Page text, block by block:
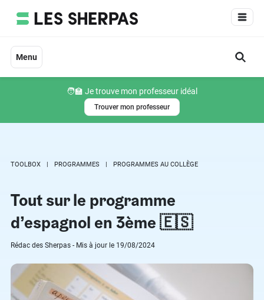
Menu
🧑‍🏫 Je trouve mon professeur idéal
Trouver mon professeur
TOOLBOX PROGRAMMES PROGRAMMES AU COLLÈGE
Tout sur le programme
d’espagnol en 3ème 🇪🇸
Rédac des Sherpas - Mis à jour le 19/08/2024